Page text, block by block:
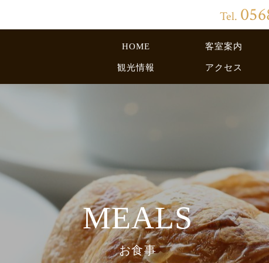
Tel.
HOME 客室案内
観光情報 アクセス
MEALS
お食事